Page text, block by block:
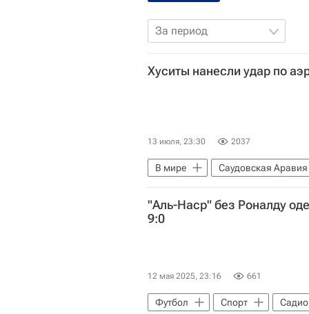
За период
Хуситы нанесли удар по
13 июля, 23:30 2037
В мире Саудовская Аравия
"Аль-Наср" без Роналду
9:0
12 мая 2025, 23:16 661
Футбол Спорт